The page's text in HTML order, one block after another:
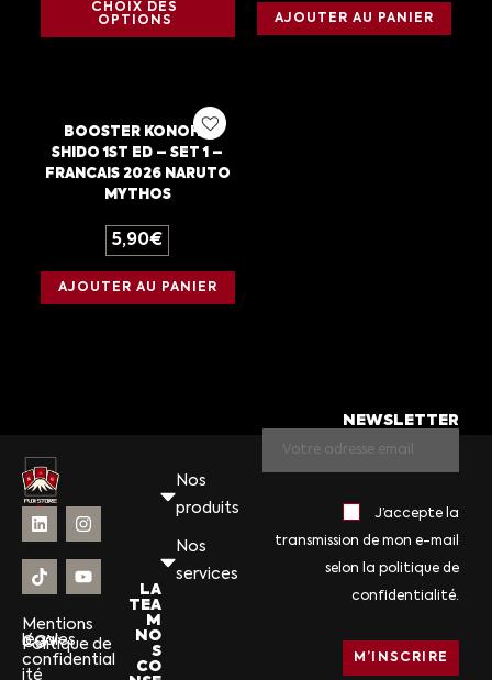
CHOIX DES
OPTIONS
AJOUTER AU PANIER
BOOSTER KONOHA
SHIDO 1ST ED – SET 1 –
FRANCAIS 2026 NARUTO
MYTHOS
5,90€
AJOUTER AU PANIER
Mentions
légales
CGV
Politique de
confidential
ité
Nos
produits
Nos
services
LA
TEA
M
NO
S
CO
NEWSLETTER
J’accepte la
transmission de mon e-mail
selon la politique de
confidentialité.